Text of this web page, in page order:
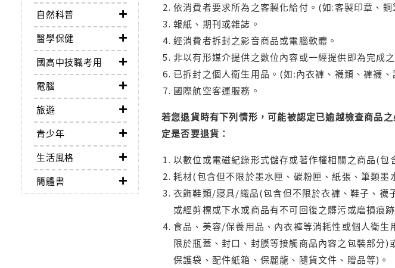
自然科普
醫學保健
國高中技職考用
電腦
旅遊
青少年
生活風格
簡體書
依消費者要求所為之客製化給付。(如:客製印章、鋼
報紙、期刊或雜誌。
經消費者拆封之影音商品或電腦軟體。
非以有形媒介提供之數位內容或一經提供即為完成
已拆封之個人衛生用品。(如:內衣褲、襪類、褲襪
國際航空客運服務。
若您退貨時有下列情形，可能被認定已逾越檢查商品
定是否要退貨：
以數位或電磁紀錄形式儲存或著作權相關之商品(
耗材(包含但不限於墨水匣、碳粉匣、紙張、筆類
衣飾鞋類/寢具/織品(包含但不限於衣褲、鞋子、襪
或經剪標或下水或商品有不可回復之髒污或磨損痕跡
食品、美容/保養用品、內衣褲等消耗性或個人衛
限於瓶蓋、封口、封膜等接觸商品內容之包裝部分
保護袋、配件紙箱、保麗龍、隨貨文件、贈品等)。